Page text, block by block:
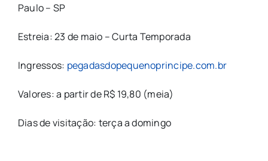
Paulo – SP
Estreia: 23 de maio – Curta Temporada
Ingressos: pegadasdopequenoprincipe.com.br
Valores: a partir de R$ 19,80 (meia)
Dias de visitação: terça a domingo